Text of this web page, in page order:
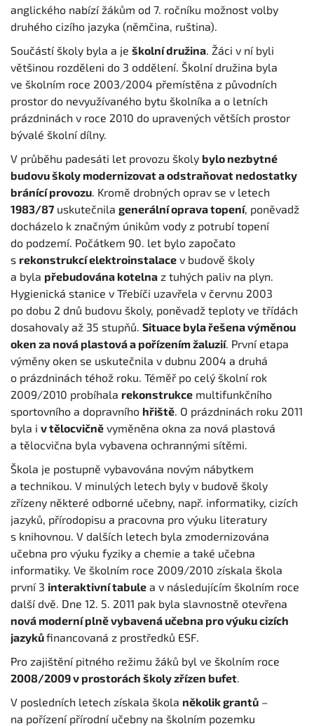
anglického nabízí žákům od 7. ročníku možnost volby
druhého cizího jazyka (němčina, ruština).
Součástí školy byla a je školní družina. Žáci v ní byli
většinou rozděleni do 3 oddělení. Školní družina byla
ve školním roce 2003/2004 přemístěna z původních
prostor do nevyužívaného bytu školníka a o letních
prázdninách v roce 2010 do upravených větších prostor
bývalé školní dílny.
V průběhu padesáti let provozu školy bylo nezbytné
budovu školy modernizovat a odstraňovat nedostatky
bránící provozu. Kromě drobných oprav se v letech
1983/87 uskutečnila generální oprava topení, poněvadž
docházelo k značným únikům vody z potrubí topení
do podzemí. Počátkem 90. let bylo započato
s rekonstrukcí elektroinstalace v budově školy
a byla přebudována kotelna z tuhých paliv na plyn.
Hygienická stanice v Třebíči uzavřela v červnu 2003
po dobu 2 dnů budovu školy, poněvadž teploty ve třídách
dosahovaly až 35 stupňů. Situace byla řešena výměnou
oken za nová plastová a pořízením žaluzií. První etapa
výměny oken se uskutečnila v dubnu 2004 a druhá
o prázdninách téhož roku. Téměř po celý školní rok
2009/2010 probíhala rekonstrukce multifunkčního
sportovního a dopravního hřiště. O prázdninách roku 2011
byla i v tělocvičně vyměněna okna za nová plastová
a tělocvična byla vybavena ochrannými sítěmi.
Škola je postupně vybavována novým nábytkem
a technikou. V minulých letech byly v budově školy
zřízeny některé odborné učebny, např. informatiky, cizích
jazyků, přírodopisu a pracovna pro výuku literatury
s knihovnou. V dalších letech byla zmodernizována
učebna pro výuku fyziky a chemie a také učebna
informatiky. Ve školním roce 2009/2010 získala škola
první 3 interaktivní tabule a v následujícím školním roce
další dvě. Dne 12. 5. 2011 pak byla slavnostně otevřena
nová moderní plně vybavená učebna pro výuku cizích
jazykůfinancovaná z prostředků ESF.
Pro zajištění pitného režimu žáků byl ve školním roce
2008/2009 v prostorách školy zřízen bufet.
V posledních letech získala škola několik grantů –
na pořízení přírodní učebny na školním pozemku